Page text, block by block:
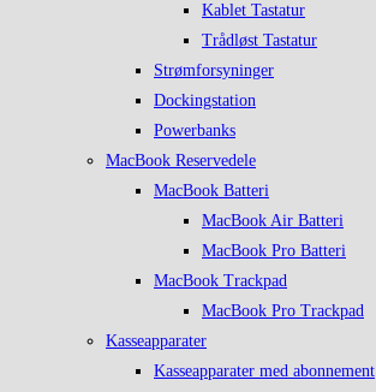
Kablet Tastatur
Trådløst Tastatur
Strømforsyninger
Dockingstation
Powerbanks
MacBook Reservedele
MacBook Batteri
MacBook Air Batteri
MacBook Pro Batteri
MacBook Trackpad
MacBook Pro Trackpad
Kasseapparater
Kasseapparater med abonnement